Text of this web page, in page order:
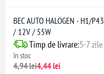
BEC AUTO HALOGEN - H1/P43
/ 12V / 55W
Timp de livrare:5-7 zile
în stoc
4,94 lei4,44 lei